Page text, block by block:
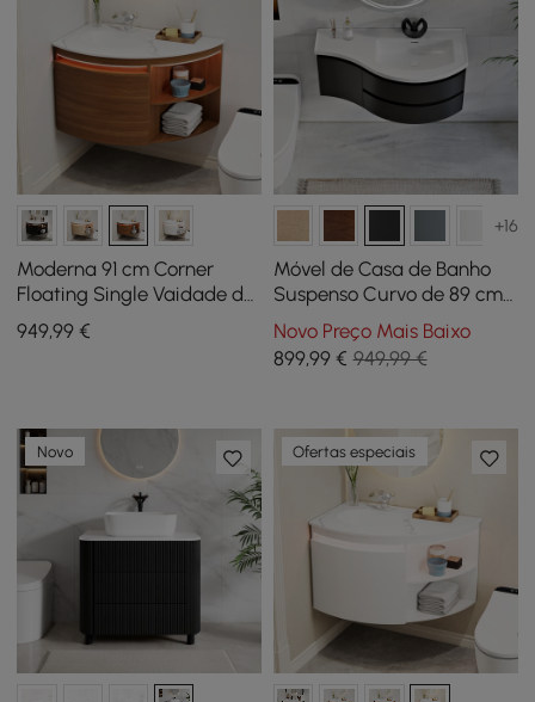
Moderna 91 cm Corner
Floating Single Vaidade de
casa de banho com
lavatório, luz LED,
949,99 €
+16
Móvel de Casa de Banho
Suspenso Curvo de 89 cm
com Lavatório e
Arrumação
Novo Preço Mais Baixo
899,99€ 949,99 €
Novo Ofertas especiais